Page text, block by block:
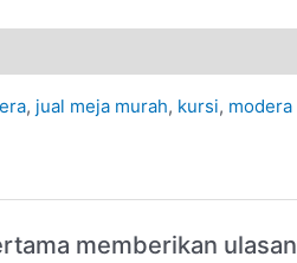
, jual meja murah, kursi, modera
memberikan ulasan